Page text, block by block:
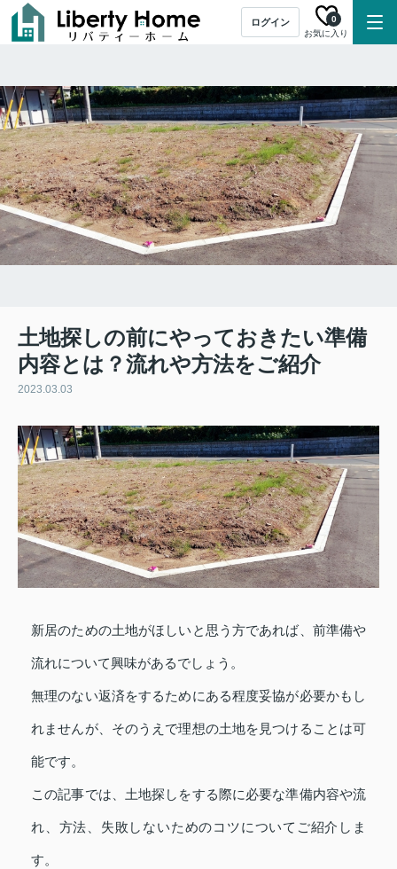
ログイン
お気に入り
0
土地探しの前にやっておきたい準備
内容とは？流れや方法をご紹介
2023.03.03
新居のための土地がほしいと思う方であれば、前準備や
流れについて興味があるでしょう。
無理のない返済をするためにある程度妥協が必要かもし
れませんが、そのうえで理想の土地を見つけることは可
能です。
この記事では、土地探しをする際に必要な準備内容や流
れ、方法、失敗しないためのコツについてご紹介しま
す。